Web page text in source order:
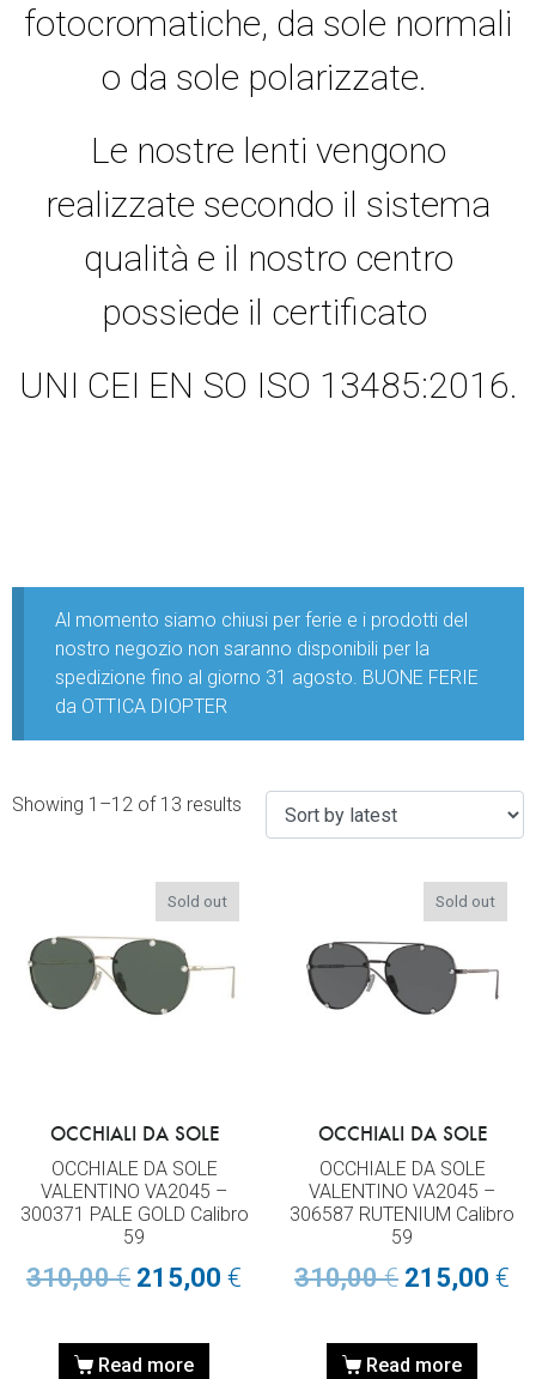
fotocromatiche, da sole normali
o da sole polarizzate.
Le nostre lenti vengono
realizzate secondo il sistema
qualità e il nostro centro
possiede il certificato
UNI CEI EN SO ISO 13485:2016.
Al momento siamo chiusi per ferie e i prodotti del
nostro negozio non saranno disponibili per la
spedizione fino al giorno 31 agosto. BUONE FERIE
da OTTICA DIOPTER
Showing 1–12 of 13 results
Sold out
OCCHIALI DA SOLE
OCCHIALE DA SOLE
VALENTINO VA2045 –
300371 PALE GOLD Calibro
59
310,00€ 215,00 €
Read more
Sold out
OCCHIALI DA SOLE
OCCHIALE DA SOLE
VALENTINO VA2045 –
306587 RUTENIUM Calibro
59
310,00€ 215,00 €
Read more